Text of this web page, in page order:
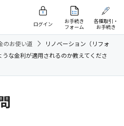
ログイン
お手続き
フォーム
各種取引・
お手続き
のお使い道
リノベーション（リフォ
な金利が適用されるのか教えてくださ